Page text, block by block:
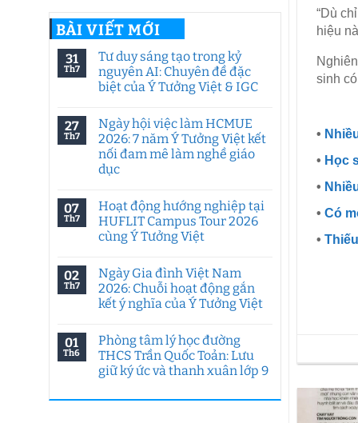
BÀI VIẾT MỚI
31
Th7
Tư duy sáng tạo trong kỷ
nguyên AI: Chuyên đề đặc
biệt của Ý Tưởng Việt & IGC
bình
luận
ở
Tư
duy
sáng
kỷ
nguyên
AI:
Chuyên
biệt
của
Ý
Tưởng
Việt
27
Th7
Ngày hội việc làm HCMUE
2026: 7 năm Ý Tưởng Việt kết
nối đam mê làm nghề giáo
dục
bình
luận
ở
Ngày
làm
HCMUE
2026:
7
năm
Việt
kết
nối
đam
nghề
07
Th7
Hoạt động hướng nghiệp tại
HUFLIT Campus Tour 2026
cùng Ý Tưởng Việt
bình
luận
ở
Hoạt
nghiệp
tại
HUFLIT
Campus
Tour
cùng
02
Th7
Ngày Gia đình Việt Nam
2026: Chuỗi hoạt động gắn
kết ý nghĩa của Ý Tưởng Việt
bình
luận
ở
Ngày
Gia
Việt
01
Th6
Phòng tâm lý học đường
THCS Trần Quốc Toản: Lưu
giữ ký ức và thanh xuân lớp 9
có
“Dù
hiệu
sinh
•
• Học
•
•Có
•